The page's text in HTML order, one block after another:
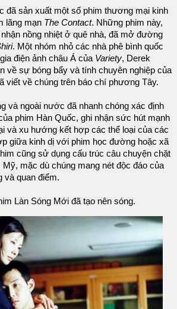
đã sản xuất một số phim thương mại kinh
lãng mạn The Contact. Những phim này,
nồng nhiệt ở quê nhà, đã mở đường
. Một nhóm nhỏ các nhà phê bình quốc
điện ảnh châu Á của Variety, Derek
về sự bóng bẩy và tính chuyên nghiệp của
viết về chúng trên báo chí phương Tây.
và ngoài nước đã nhanh chóng xác định
phim Hàn Quốc, ghi nhận sức hút mạnh
và xu hướng kết hợp các thể loại của các
giữa kinh dị với phim học đường hoặc xã
cũng sử dụng cấu trúc câu chuyện chặt
mặc dù chúng mang nét độc đáo của
và quan điểm.
Làn Sóng Mới đã tạo nên sóng.